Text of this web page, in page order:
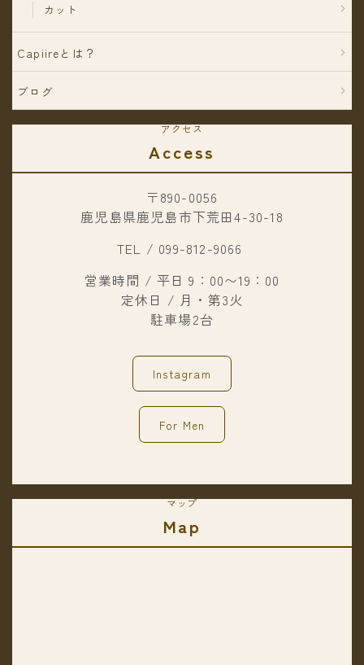
カット
Capiireとは？
ブログ
アクセス
Access
〒890-0056
鹿児島県鹿児島市下荒田4-30-18
TEL / 099-812-9066
営業時間 / 平日 9：00〜19：00
定休日 / 月・第3火
駐車場2台
Instagram
For Men
マップ
Map